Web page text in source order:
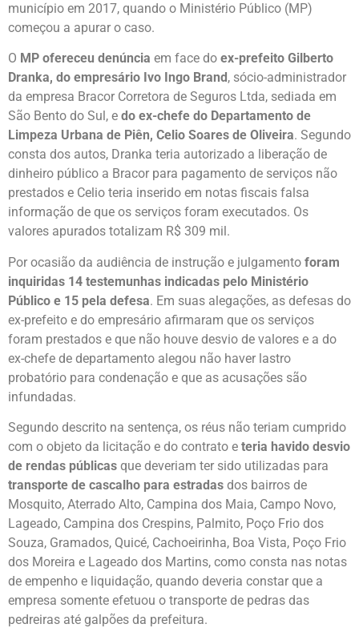
município em 2017, quando o Ministério Público (MP)
começou a apurar o caso.
O MP ofereceu denúncia em face do ex-prefeito Gilberto
Dranka, do empresário Ivo Ingo Brand , sócio-administrador
da empresa Bracor Corretora de Seguros Ltda, sediada em
São Bento do Sul, e do ex-chefe do Departamento de
Limpeza Urbana de Piên, Celio Soares de Oliveira. Segundo
consta dos autos, Dranka teria autorizado a liberação de
dinheiro público a Bracor para pagamento de serviços não
prestados e Celio teria inserido em notas fiscais falsa
informação de que os serviços foram executados. Os
valores apurados totalizam R$ 309 mil.
Por ocasião da audiência de instrução e julgamento foram
inquiridas 14 testemunhas indicadas pelo Ministério
Público e 15 pela defesa. Em suas alegações, as defesas do
ex-prefeito e do empresário afirmaram que os serviços
foram prestados e que não houve desvio de valores e a do
ex-chefe de departamento alegou não haver lastro
probatório para condenação e que as acusações são
infundadas.
Segundo descrito na sentença, os réus não teriam cumprido
com o objeto da licitação e do contrato e teria havido desvio
de rendas públicas que deveriam ter sido utilizadas para
transporte de cascalho para estradas dos bairros de
Mosquito, Aterrado Alto, Campina dos Maia, Campo Novo,
Lageado, Campina dos Crespins, Palmito, Poço Frio dos
Souza, Gramados, Quicé, Cachoeirinha, Boa Vista, Poço Frio
dos Moreira e Lageado dos Martins, como consta nas notas
de empenho e liquidação, quando deveria constar que a
empresa somente efetuou o transporte de pedras das
pedreiras até galpões da prefeitura.